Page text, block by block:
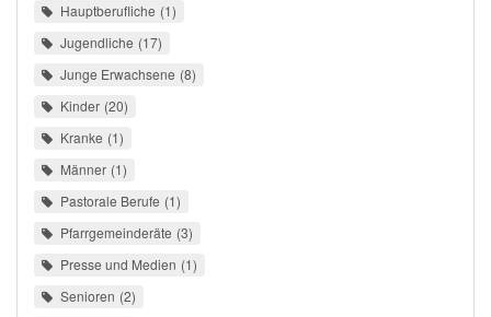
Hauptberufliche 1
Jugendliche 17
Junge Erwachsene 8
Kinder 20
Kranke 1
Männer 1
Pastorale Berufe 1
Pfarrgemeinderäte 3
Presse und Medien 1
Senioren 2